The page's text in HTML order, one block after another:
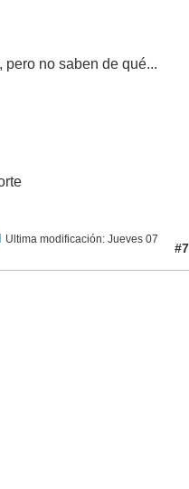
pero no saben de qué...
Ultima modificación: Jueves 07
#7